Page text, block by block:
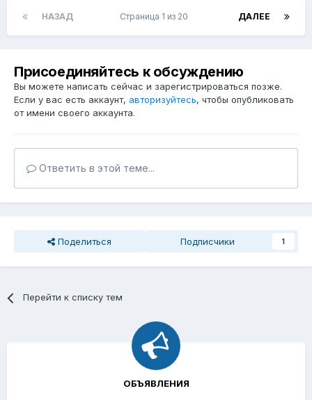
НАЗАД ДАЛЕЕ
Страница 1 из 20
Присоединяйтесь к обсуждению
Вы можете написать сейчас и зарегистрироваться позже.
Если у вас есть аккаунт, авторизуйтесь, чтобы опубликовать
от имени своего аккаунта.
Ответить в этой теме...
Поделиться Подписчики 1
Перейти к списку тем
ОБЪЯВЛЕНИЯ